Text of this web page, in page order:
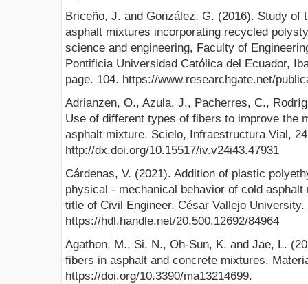
Briceño, J. and González, G. (2016). Study of
asphalt mixtures incorporating recycled
science and engineering, Faculty of
Pontificia Universidad Católica del Ecuador,
page. 104. https://www.researchgate.net/
Adrianzen, O., Azula, J., Pacherres, C.,
Use of different types of fibers to improve the
asphalt mixture. Scielo, Infraestructura Vial,
http://dx.doi.org/10.15517/iv.v24i43.47931
Cárdenas, V. (2021). Addition of plastic
physical - mechanical behavior of cold
title of Civil Engineer, César Vallejo University.
https://hdl.handle.net/20.500.12692/84964
Agathon, M., Si, N., Oh-Sun, K. and Jae, L.
fibers in asphalt and concrete mixtures.
https://doi.org/10.3390/ma13214699.